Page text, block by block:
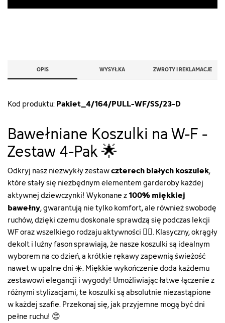
OPIS WYSYŁKA ZWROTY I REKLAMACJE
Kod produktu:Pakiet_4/164/PULL-WF/SS/23-D
Bawełniane Koszulki na W-F -
Zestaw 4-Pak 🌟
Odkryj nasz niezwykły zestawczterech białych koszulek,
które stały się niezbędnym elementem garderoby każdej
aktywnej dziewczynki! Wykonane z100% miękkiej
bawełny, gwarantują nie tylko komfort, ale również swobodę
ruchów, dzięki czemu doskonale sprawdzą się podczas lekcji
WF oraz wszelkiego rodzaju aktywności 🏃‍♀️. Klasyczny, okrągły
dekolt i luźny fason sprawiają, że nasze koszulki są idealnym
wyborem na co dzień, a krótkie rękawy zapewnią świeżość
nawet w upalne dni ☀️. Miękkie wykończenie doda każdemu
zestawowi elegancji i wygody! Umożliwiając łatwe łączenie z
różnymi stylizacjami, te koszulki są absolutnie niezastąpione
w każdej szafie. Przekonaj się, jak przyjemne mogą być dni
pełne ruchu! 😊